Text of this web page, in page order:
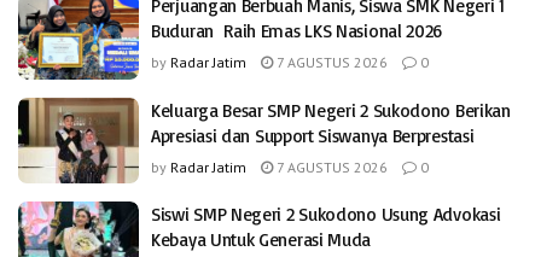
Perjuangan Berbuah Manis, Siswa SMK Negeri 1
Buduran Raih Emas LKS Nasional 2026
by Radar Jatim 7 AGUSTUS 2026 0
Keluarga Besar SMP Negeri 2 Sukodono Berikan
Apresiasi dan Support Siswanya Berprestasi
by Radar Jatim 7 AGUSTUS 2026 0
Siswi SMP Negeri 2 Sukodono Usung Advokasi
Kebaya Untuk Generasi Muda